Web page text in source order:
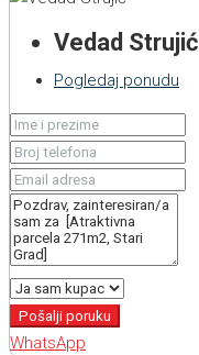
Vedad Strujić
Pogledaj ponudu
Pošalji poruku
WhatsApp